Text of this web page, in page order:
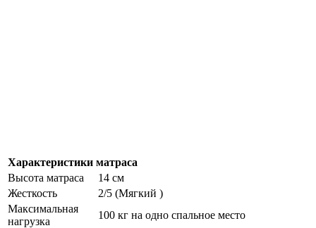
Характеристики матраса
Высота матраса
14 см
Жесткость
2/5 (Мягкий )
Максимальная
нагрузка
100 кг на одно спальное место